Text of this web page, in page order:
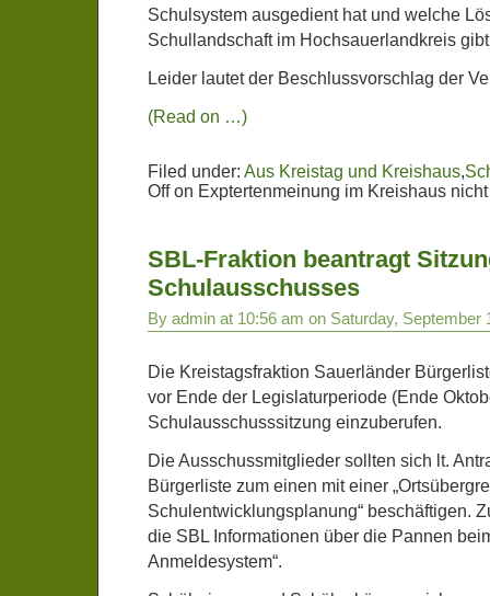
Schulsystem ausgedient hat und welche
Schullandschaft im Hochsauerlandkreis
Leider lautet der Beschlussvorschlag der
(Read on …)
Filed under: Aus Kreistag und Kreishaus,
Offon Exptertenmeinung im Kreishaus
SBL-Fraktion beantragt
Schulausschusses
By admin at 10:56 am on Saturday, September
Die Kreistagsfraktion Sauerländer
vor Ende der Legislaturperiode (Ende
Schulausschusssitzung einzuberufen.
Die Ausschussmitglieder sollten sich lt.
Bürgerliste zum einen mit einer
Schulentwicklungsplanung“ beschäftigen.
die SBL Informationen über die Pannen
Anmeldesystem“.